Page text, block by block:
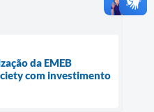
da EMEB
com investimento